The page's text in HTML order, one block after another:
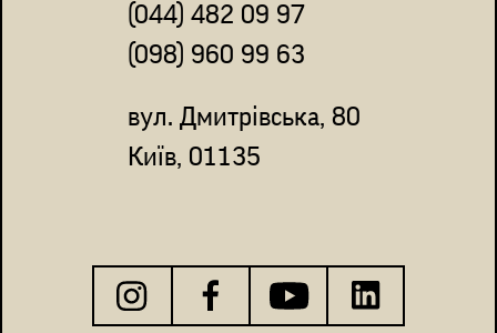
(044) 482 09 97
(098) 960 99 63
вул. Дмитрівська, 80
Київ, 01135